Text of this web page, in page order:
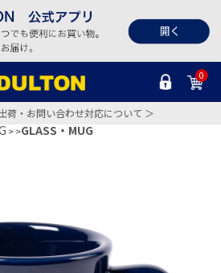
0
荷・お問い合わせ対応について ＞
>GLASS・MUG